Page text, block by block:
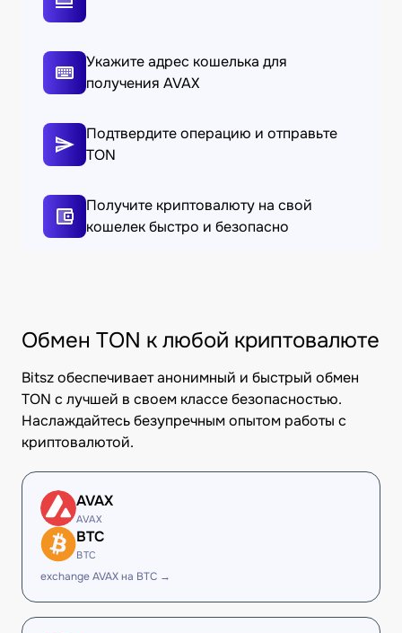
Укажите адрес кошелька для
получения AVAX
Подтвердите операцию и отправьте
TON
Получите криптовалюту на свой
кошелек быстро и безопасно
Обмен TON к любой криптовалюте
Bitsz обеспечивает анонимный и быстрый обмен
TON с лучшей в своем классе безопасностью.
Наслаждайтесь безупречным опытом работы с
криптовалютой.
AVAX
AVAX
BTC
BTC
exchange AVAX на BTC →